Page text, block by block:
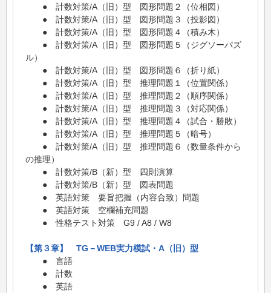
● 計数対策/A（旧）型 図形問題２（位相図）
● 計数対策/A（旧）型 図形問題３（投影図）
● 計数対策/A（旧）型 図形問題４（積み木）
● 計数対策/A（旧）型 図形問題５（ジグソーパズ
ル）
● 計数対策/A（旧）型 図形問題６（折り紙）
● 計数対策/A（旧）型 推理問題１（位置関係）
● 計数対策/A（旧）型 推理問題２（順序関係）
● 計数対策/A（旧）型 推理問題３（対応関係）
● 計数対策/A（旧）型 推理問題４（試合・勝敗）
● 計数対策/A（旧）型 推理問題５（暗号）
● 計数対策/A（旧）型 推理問題６（数量条件から
の推理）
● 計数対策/B（新）型 四則演算
● 計数対策/B（新）型 図表問題
● 英語対策 要旨把握（内容合致）問題
● 英語対策 空欄補充問題
● 性格テスト対策 G9 / A8 / W8
【第３章】 TG－WEB実力模試・A（旧）型
● 言語
● 計数
● 英語